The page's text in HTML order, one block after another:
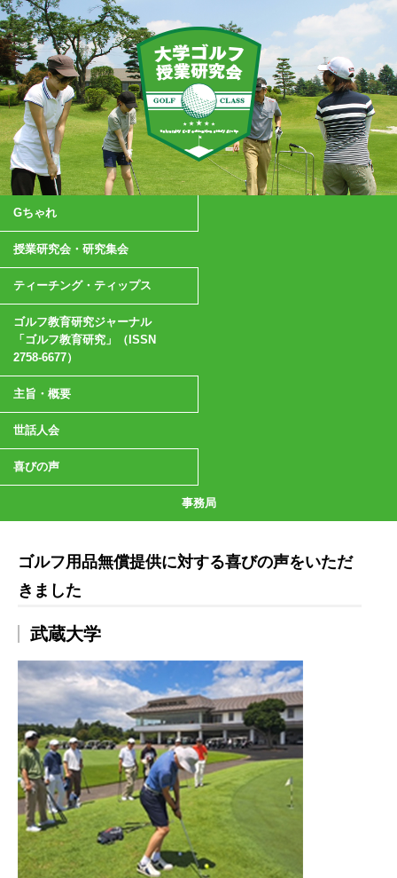
Gちゃれ
授業研究会・研究集会
ティーチング・ティップス
ゴルフ教育研究ジャーナル
「ゴルフ教育研究」（ISSN
2758-6677）
主旨・概要
世話人会
喜びの声
事務局
ゴルフ用品無償提供に対する喜びの声をいただ
きました
武蔵大学